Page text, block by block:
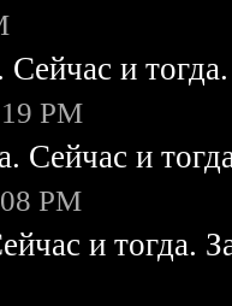
Сейчас и
PM
Сейчас и
PM
и тогда.